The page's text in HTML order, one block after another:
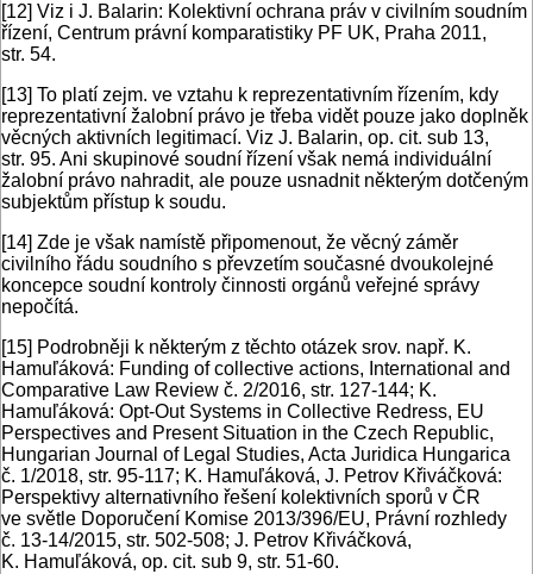
[12] Viz i J. Balarin: Kolektivní ochrana práv v civilním soudním
řízení, Centrum právní komparatistiky PF UK, Praha 2011,
str. 54.
[13] To platí zejm. ve vztahu k reprezentativním řízením, kdy
reprezentativní žalobní právo je třeba vidět pouze jako doplněk
věcných aktivních legitimací. Viz J. Balarin, op. cit. sub 13,
str. 95. Ani skupinové soudní řízení však nemá individuální
žalobní právo nahradit, ale pouze usnadnit některým dotčeným
subjektům přístup k soudu.
[14] Zde je však namístě připomenout, že věcný záměr
civilního řádu soudního s převzetím současné dvoukolejné
koncepce soudní kontroly činnosti orgánů veřejné správy
nepočítá.
[15] Podrobněji k některým z těchto otázek srov. např. K.
Hamuľáková: Funding of collective actions, International and
Comparative Law Review č. 2/2016, str. 127-144; K.
Hamuľáková: Opt-Out Systems in Collective Redress, EU
Perspectives and Present Situation in the Czech Republic,
Hungarian Journal of Legal Studies, Acta Juridica Hungarica
č. 1/2018, str. 95-117; K. Hamuľáková, J. Petrov Křiváčková:
Perspektivy alternativního řešení kolektivních sporů v ČR
ve světle Doporučení Komise 2013/396/EU, Právní rozhledy
č. 13-14/2015, str. 502-508; J. Petrov Křiváčková,
K. Hamuľáková, op. cit. sub 9, str. 51-60.